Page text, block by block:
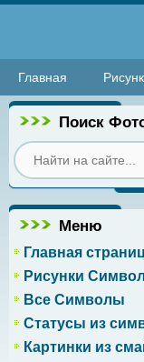
Главная
Поиск
Меню
Главная
Рисунки
Все Символы
Статусы из
Картинки из